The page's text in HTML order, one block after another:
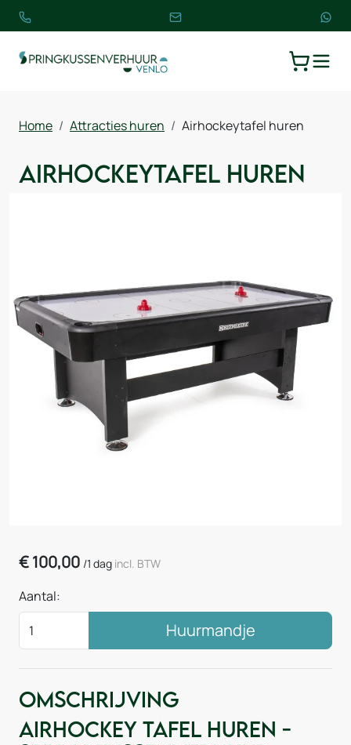
Home Attracties huren Airhockeytafel huren
Airhockeytafel huren
€100,00 /1 dag incl. BTW
Aantal:
Huurmandje
Omschrijving
Airhockey Tafel huren -